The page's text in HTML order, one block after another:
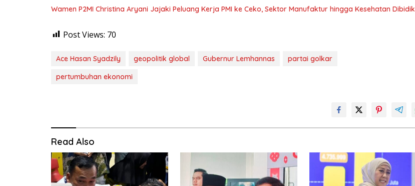
Wamen P2MI Christina Aryani Jajaki Peluang Kerja PMI ke Ceko, Sektor Manufaktur hingga Kesehatan Dibidik
Post Views: 70
Ace Hasan Syadzily geopolitik global Gubernur Lemhannas
partai golkar
pertumbuhan ekonomi
Read Also